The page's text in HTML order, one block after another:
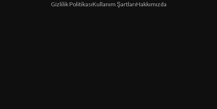
Gizlilik PolitikasıKullanım ŞartlarıHakkımızda